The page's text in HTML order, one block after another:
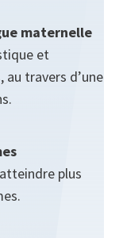
maternelle
et
au travers d’une
plus